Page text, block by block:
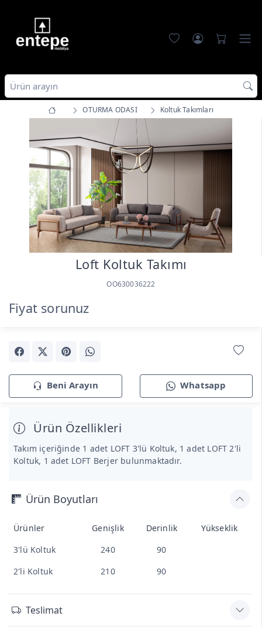
OTURMA ODASI Koltuk Takımları
Loft Koltuk Takımı
OO630036222
Fiyat sorunuz
Beni Arayın Whatsapp
Ürün Özellikleri
Takım içeriğinde 1 adet LOFT 3'lü Koltuk, 1 adet LOFT 2'li
Koltuk, 1 adet LOFT Berjer bulunmaktadır.
Ürün Boyutları
Ürünler Genişlik Derinlik
Yükseklik
3'lü Koltuk
240
90
2'li Koltuk
210 90
Teslimat